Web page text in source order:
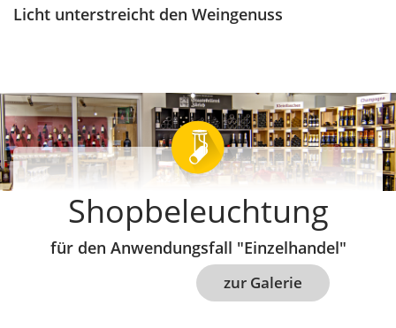
Licht unterstreicht den Weingenuss
Shopbeleuchtung
für den Anwendungsfall "Einzelhandel"
zur Galerie